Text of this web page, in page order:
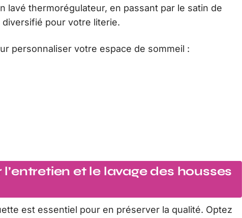
lavé thermorégulateur, en passant par le satin de
pour votre literie.
personnaliser votre espace de sommeil :
et le lavage des housses
est essentiel pour en préserver la qualité. Optez